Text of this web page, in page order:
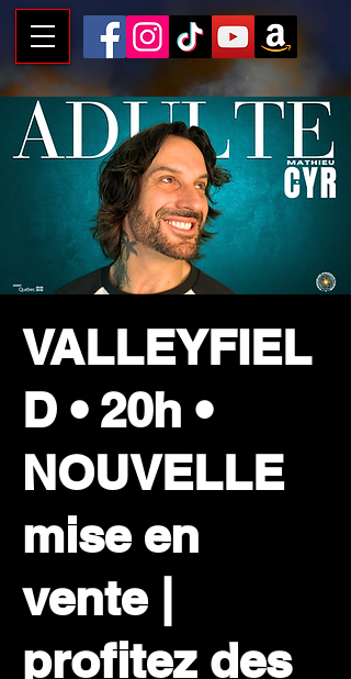
VALLEYFIEL
D • 20h •
NOUVELLE
mise en
vente |
profitez des